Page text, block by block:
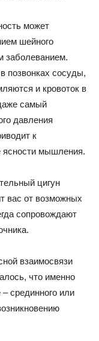
может
шейного
заболеванием.
позвонках сосуды,
и кровоток в
самый
давления
к
мышления.
цигун
вас от возможных
сопровождают
взаимосвязи
что именно
срединного или